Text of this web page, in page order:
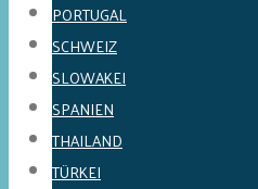
PORTUGAL
SCHWEIZ
SLOWAKEI
SPANIEN
THAILAND
TÜRKEI